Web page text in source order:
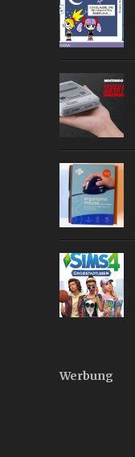
Werbung